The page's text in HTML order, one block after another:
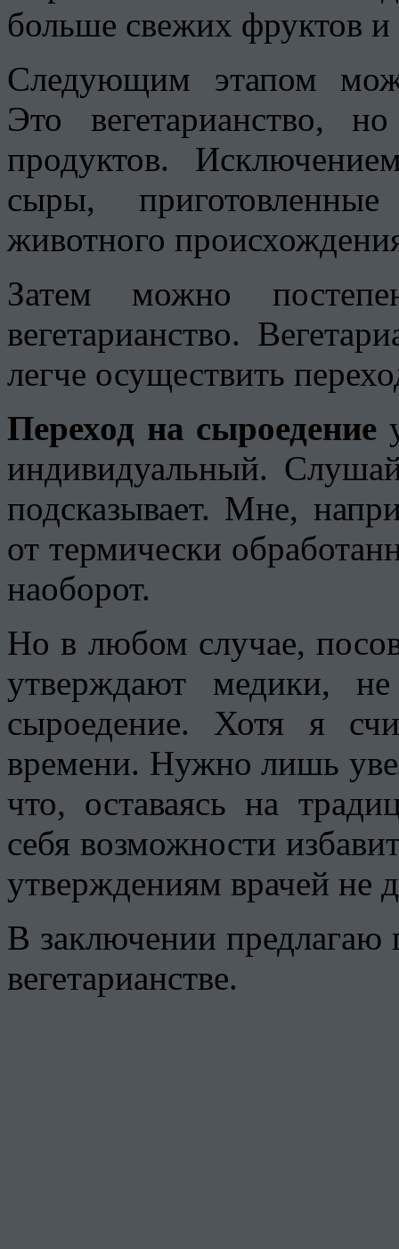
больше свежих фруктов
Следующим этапом
Это вегетарианство,
продуктов.
сыры,
животного
Затем можно
вегетарианство.
легче осуществить
Переход на сыроедение
индивидуальный.
подсказывает. Мне,
от термически
наоборот.
Но в любом случае,
утверждают медики,
сыроедение. Хотя я
времени. Нужно лишь
что, оставаясь на
себя возможности
утверждениям врачей не
В заключении предлагаю
вегетарианстве.